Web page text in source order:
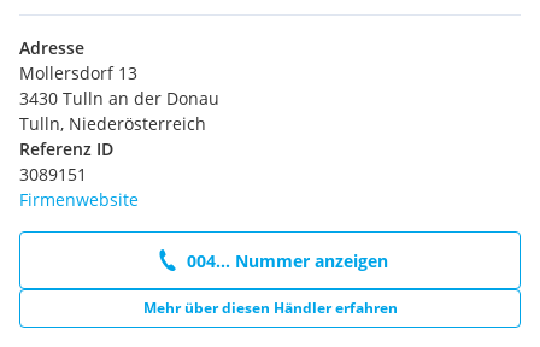
Adresse
Mollersdorf 13
3430 Tulln an der Donau
Tulln, Niederösterreich
Referenz ID
3089151
Firmenwebsite
004... Nummer anzeigen
Mehr über diesen Händler erfahren